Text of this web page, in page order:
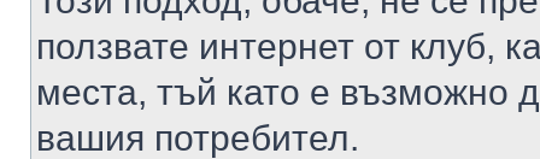
ползвате интернет от клуб,
места, тъй като е възможно
вашия потребител.